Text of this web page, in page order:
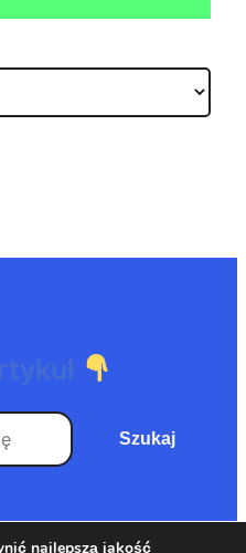
Szukaj
najlepszą jakość